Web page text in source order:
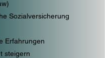
Sozialversicherung
Erfahrungen
steigern